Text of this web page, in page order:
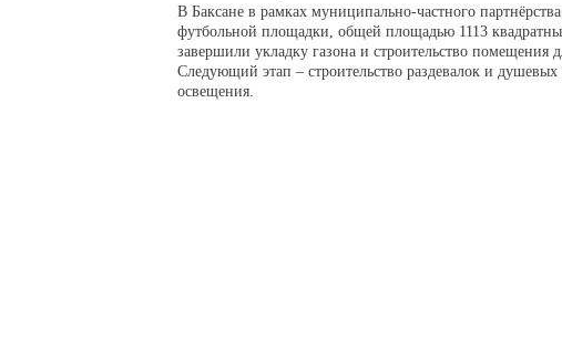
В Баксане в рамках муниципально-частного
футбольной площадки, общей площадью 1113
завершили укладку газона и строительство помещения
Следующий этап – строительство раздевалок и
освещения.